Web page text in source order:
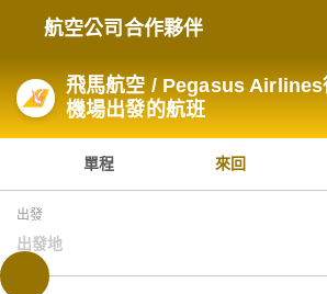
航空公司合作夥伴
飛馬航空 / Pegasus Airlines
機場出發的航班
單程 來回
出發
出發地